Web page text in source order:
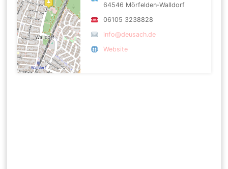
64546 Mörfelden-Walldorf
06105 3238828
info@deusach.de
Website